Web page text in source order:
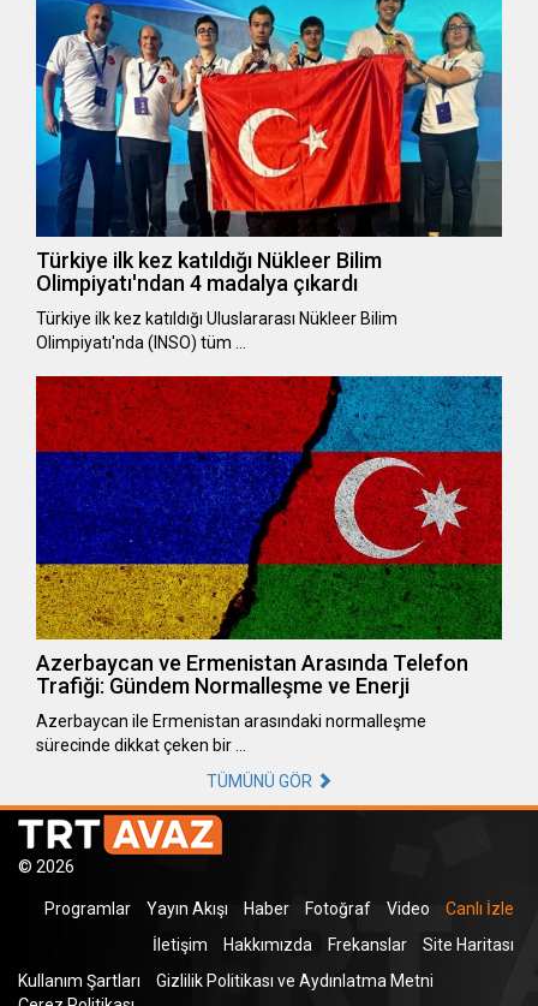
Türkiye ilk kez katıldığı Nükleer Bilim
Olimpiyatı'ndan 4 madalya çıkardı
Türkiye ilk kez katıldığı Uluslararası Nükleer Bilim
Olimpiyatı'nda (INSO) tüm …
Azerbaycan ve Ermenistan Arasında Telefon
Trafiği: Gündem Normalleşme ve Enerji
Azerbaycan ile Ermenistan arasındaki normalleşme
sürecinde dikkat çeken bir …
TÜMÜNÜ GÖR
© 2026
Programlar Yayın Akışı Haber Fotoğraf Video
Canlı İzle
İletişim
Hakkımızda Frekanslar
Site Haritası
Kullanım Şartları
Gizlilik Politikası ve Aydınlatma Metni